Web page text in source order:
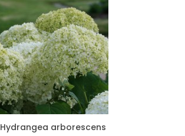
Hydrangea arborescens